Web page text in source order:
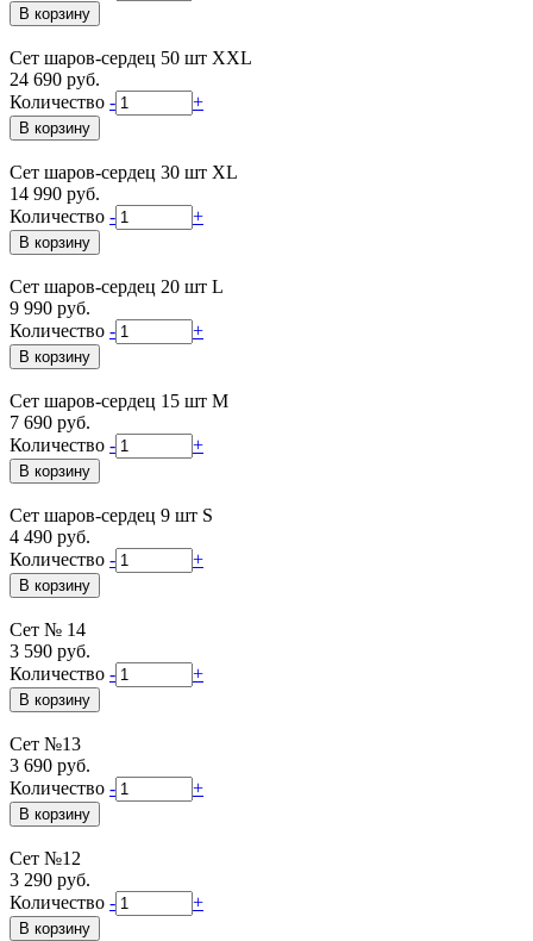
Сет шаров-сердец 50 шт XXL
24 690 руб.
Количество - +
Сет шаров-сердец 30 шт XL
14 990 руб.
Количество - +
Сет шаров-сердец 20 шт L
9 990 руб.
Количество - +
Сет шаров-сердец 15 шт М
7 690 руб.
Количество - +
Сет шаров-сердец 9 шт S
4 490 руб.
Количество - +
Сет № 14
3 590 руб.
Количество - +
Сет №13
3 690 руб.
Количество - +
Сет №12
3 290 руб.
Количество - +